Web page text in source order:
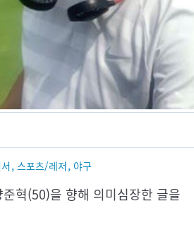
, 스포츠/레저, 야구
혁(50)을 향해 의미심장한 글을